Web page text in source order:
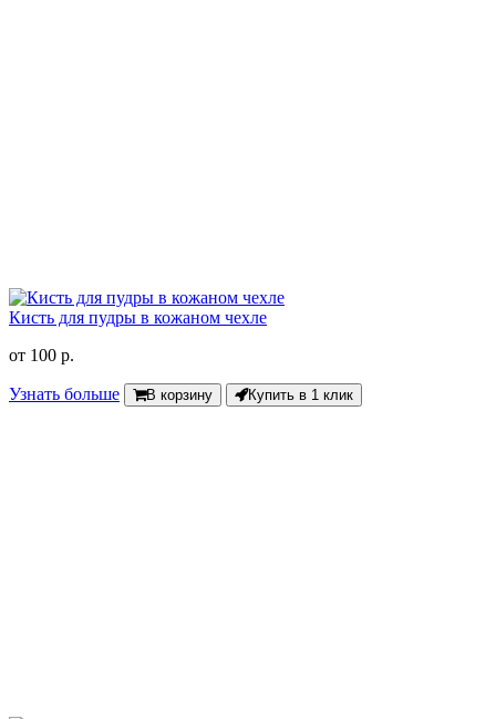
Кисть для пудры в кожаном чехле
от 100 р.
Узнать больше В корзину Купить в 1 клик